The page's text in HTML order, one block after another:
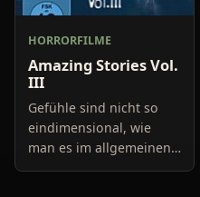
HORRORFILME
Amazing Stories Vol.
III
Gefühle sind nicht so
eindimensional, wie
man es im allgemeinen
annimmt. Denn die